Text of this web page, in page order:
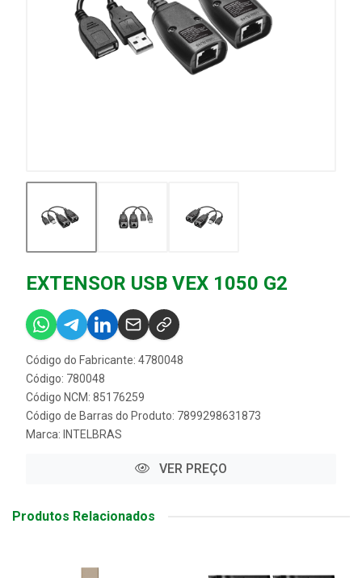
EXTENSOR USB VEX 1050 G2
Código do Fabricante: 4780048
Código: 780048
Código NCM: 85176259
Código de Barras do Produto: 7899298631873
Marca: INTELBRAS
VER PREÇO
Produtos Relacionados